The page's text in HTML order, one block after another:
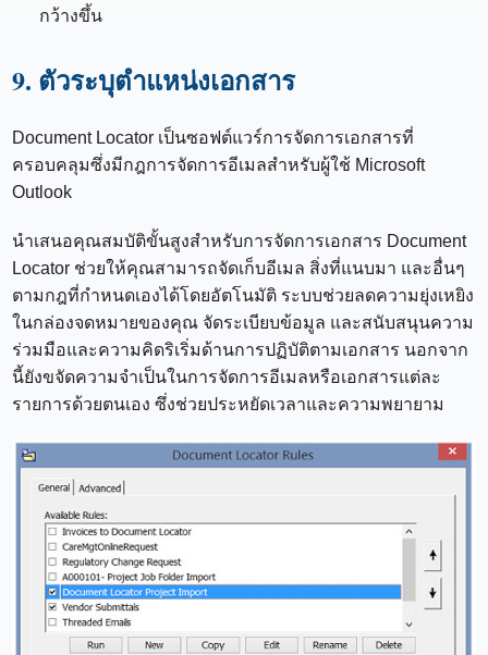
กว้างขึ้น
9. ตัวระบุตำแหน่งเอกสาร
Document Locator เป็นซอฟต์แวร์การจัดการเอกสารที่
ครอบคลุมซึ่งมีกฎการจัดการอีเมลสำหรับผู้ใช้ Microsoft
Outlook
นำเสนอคุณสมบัติขั้นสูงสำหรับการจัดการเอกสาร Document
Locator ช่วยให้คุณสามารถจัดเก็บอีเมล สิ่งที่แนบมา และอื่นๆ
ตามกฎที่กำหนดเองได้โดยอัตโนมัติ ระบบช่วยลดความยุ่งเหยิง
ในกล่องจดหมายของคุณ จัดระเบียบข้อมูล และสนับสนุนความ
ร่วมมือและความคิดริเริ่มด้านการปฏิบัติตามเอกสาร นอกจาก
นี้ยังขจัดความจำเป็นในการจัดการอีเมลหรือเอกสารแต่ละ
รายการด้วยตนเอง ซึ่งช่วยประหยัดเวลาและความพยายาม